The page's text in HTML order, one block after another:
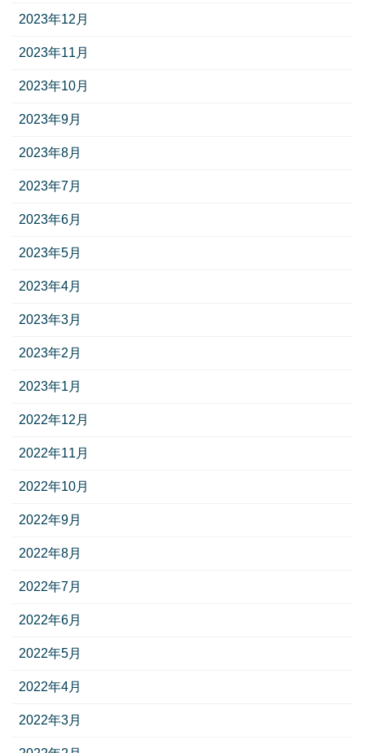
2023年12月
2023年11月
2023年10月
2023年9月
2023年8月
2023年7月
2023年6月
2023年5月
2023年4月
2023年3月
2023年2月
2023年1月
2022年12月
2022年11月
2022年10月
2022年9月
2022年8月
2022年7月
2022年6月
2022年5月
2022年4月
2022年3月